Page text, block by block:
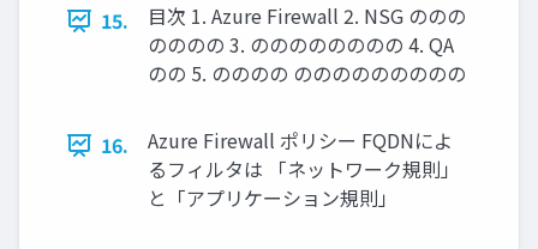
15.
目次 1. Azure Firewall 2. NSG ののの
のののの 3. のののののののの 4. QA
のの 5. のののの ののののののののの
16.
Azure Firewall ポリシー FQDNによ
るフィルタは 「ネットワーク規則」
と「アプリケーション規則」